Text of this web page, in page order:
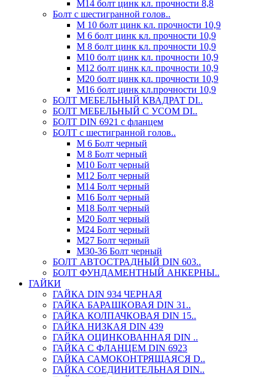
М14 болт цинк кл. прочности 8,8
Болт с шестигранной голов..
М 10 болт цинк кл. прочности 10,9
М 6 болт цинк кл. прочности 10,9
М 8 болт цинк кл. прочности 10,9
М10 болт цинк кл. прочности 10,9
М12 болт цинк кл. прочности 10,9
М20 болт цинк кл. прочности 10,9
М16 болт цинк кл.прочности 10,9
БОЛТ МЕБЕЛЬНЫЙ КВАДРАТ DI..
БОЛТ МЕБЕЛЬНЫЙ С УСОМ DI..
БОЛТ DIN 6921 c фланцем
БОЛТ с шестигранной голов..
М 6 Болт черный
М 8 Болт черный
М10 Болт черный
М12 Болт черный
М14 Болт черный
М16 Болт черный
М18 Болт черный
М20 Болт черный
М24 Болт черный
М27 Болт черный
М30-36 Болт черный
БОЛТ АВТОСТРАДНЫЙ DIN 603..
БОЛТ ФУНДАМЕНТНЫЙ АНКЕРНЫ..
ГАЙКИ
ГАЙКА DIN 934 ЧЕРНАЯ
ГАЙКА БАРАШКОВАЯ DIN 31..
ГАЙКА КОЛПАЧКОВАЯ DIN 15..
ГАЙКА НИЗКАЯ DIN 439
ГАЙКА ОЦИНКОВАННАЯ DIN ..
ГАЙКА С ФЛАНЦЕМ DIN 6923
ГАЙКА САМОКОНТРЯЩАЯСЯ D..
ГАЙКА СОЕДИНИТЕЛЬНАЯ DIN..